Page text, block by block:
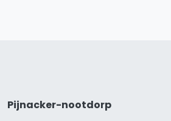
Pijnacker-nootdorp